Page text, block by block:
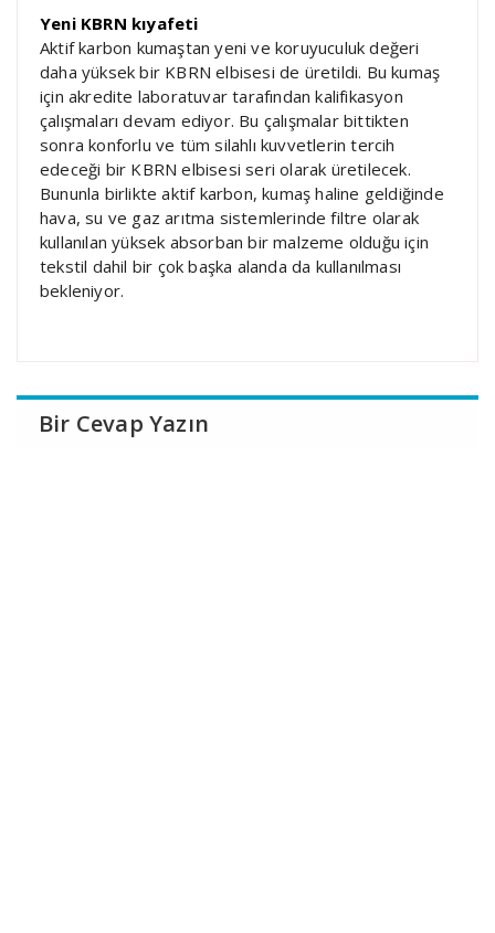
Yeni KBRN kıyafeti
Aktif karbon kumaştan yeni ve koruyuculuk değeri
daha yüksek bir KBRN elbisesi de üretildi. Bu kumaş
için akredite laboratuvar tarafından kalifikasyon
çalışmaları devam ediyor. Bu çalışmalar bittikten
sonra konforlu ve tüm silahlı kuvvetlerin tercih
edeceği bir KBRN elbisesi seri olarak üretilecek.
Bununla birlikte aktif karbon, kumaş haline geldiğinde
hava, su ve gaz arıtma sistemlerinde filtre olarak
kullanılan yüksek absorban bir malzeme olduğu için
tekstil dahil bir çok başka alanda da kullanılması
bekleniyor.
Bir Cevap Yazın